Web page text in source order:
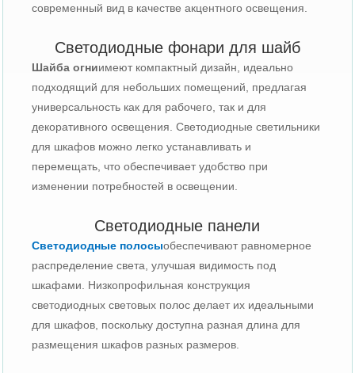
современный вид в качестве акцентного освещения.
Светодиодные фонари для шайб
Шайба огниимеют компактный дизайн, идеально
подходящий для небольших помещений, предлагая
универсальность как для рабочего, так и для
декоративного освещения. Светодиодные светильники
для шкафов можно легко устанавливать и
перемещать, что обеспечивает удобство при
изменении потребностей в освещении.
Светодиодные панели
Светодиодные полосыобеспечивают равномерное
распределение света, улучшая видимость под
шкафами. Низкопрофильная конструкция
светодиодных световых полос делает их идеальными
для шкафов, поскольку доступна разная длина для
размещения шкафов разных размеров.